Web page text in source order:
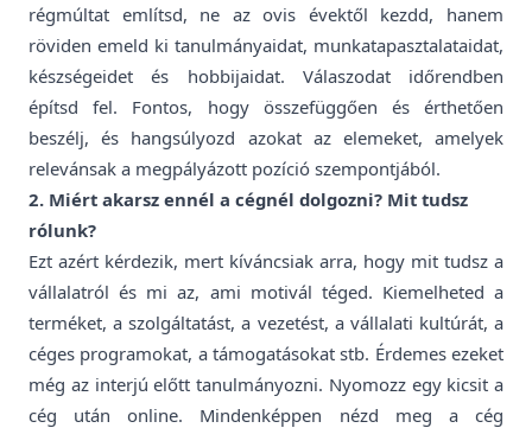
régmúltat említsd, ne az ovis évektől kezdd, hanem
röviden emeld ki tanulmányaidat, munkatapasztalataidat,
készségeidet és hobbijaidat. Válaszodat időrendben
építsd fel. Fontos, hogy összefüggően és érthetően
beszélj, és hangsúlyozd azokat az elemeket, amelyek
relevánsak a megpályázott pozíció szempontjából.
2. Miért akarsz ennél a cégnél dolgozni? Mit tudsz
rólunk?
Ezt azért kérdezik, mert kíváncsiak arra, hogy mit tudsz a
vállalatról és mi az, ami motivál téged. Kiemelheted a
terméket, a szolgáltatást, a vezetést, a vállalati kultúrát, a
céges programokat, a támogatásokat stb. Érdemes ezeket
még az interjú előtt tanulmányozni. Nyomozz egy kicsit a
cég után online. Mindenképpen nézd meg a cég